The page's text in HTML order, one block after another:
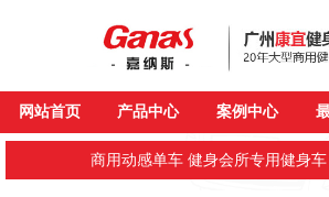
网站首页 产品中心 案例中心
商用动感单车 健身会所专用健身车